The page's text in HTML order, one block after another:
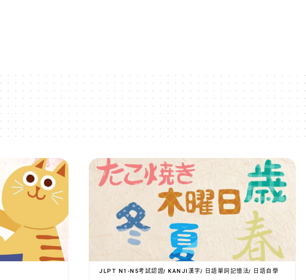
JLPT N1-N5考試認證 KANJI漢字 日語單詞記憶法 日語自學